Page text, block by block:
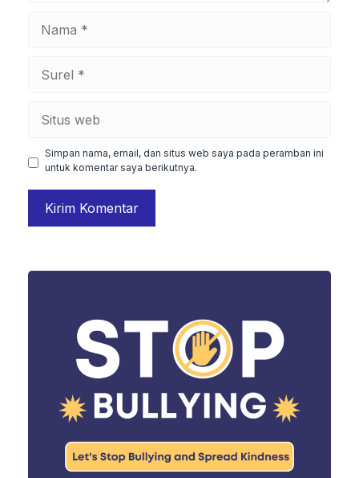
Simpan nama, email, dan situs web saya pada peramban ini
untuk komentar saya berikutnya.